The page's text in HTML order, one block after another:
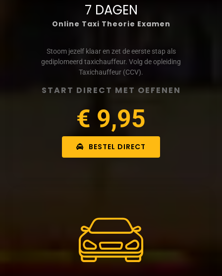
7 DAGEN
Online Taxi Theorie Examen
Stoom jezelf klaar en zet de eerste stap als
gediplomeerd taxichauffeur. Volg de opleiding
Taxichauffeur (CCV).
START DIRECT MET OEFENEN
€ 9,95
BESTEL DIRECT